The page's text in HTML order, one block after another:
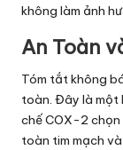
không làm ảnh
An Toàn
Tóm tắt không
toàn. Đây là một
chế COX-2 chọn
toàn tim mạch